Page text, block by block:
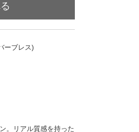
ーブレス)
。リアル質感を持った